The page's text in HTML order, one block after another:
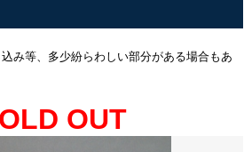
み等、多少紛らわしい部分がある場合もあ
OUT